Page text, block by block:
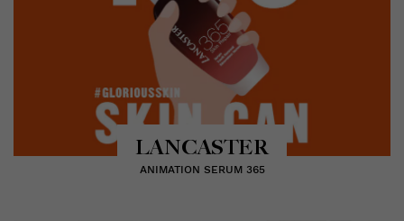
LANCASTER
ANIMATION SERUM 365